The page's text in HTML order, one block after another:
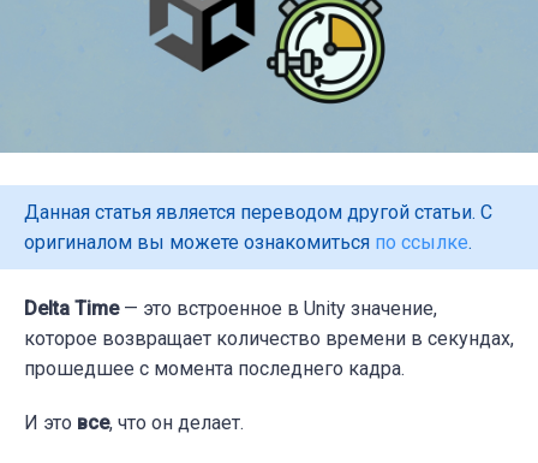
Данная статья является переводом другой статьи. С
оригиналом вы можете ознакомиться по ссылке.
Delta Time— это встроенное в Unity значение,
которое возвращает количество времени в секундах,
прошедшее с момента последнего кадра.
И это все, что он делает.